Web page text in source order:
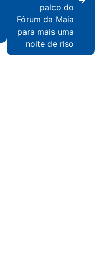
palco do
Fórum da Maia
para mais uma
noite de riso